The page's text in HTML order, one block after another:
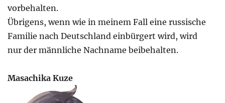
vorbehalten.
Übrigens, wenn wie in meinem Fall eine russische
Familie nach Deutschland einbürgert wird, wird
nur der männliche Nachname beibehalten.
Masachika Kuze